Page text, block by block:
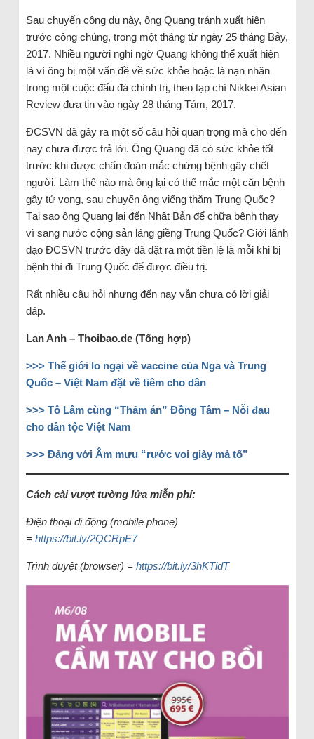
Sau chuyến công du này, ông Quang tránh xuất hiện
trước công chúng, trong một tháng từ ngày 25 tháng Bảy,
2017. Nhiều người nghi ngờ Quang không thể xuất hiện
là vì ông bị một vấn đề về sức khỏe hoặc là nạn nhân
trong một cuộc đấu đá chính trị, theo tạp chí Nikkei Asian
Review đưa tin vào ngày 28 tháng Tám, 2017.
ĐCSVN đã gây ra một số câu hỏi quan trọng mà cho đến
nay chưa được trả lời. Ông Quang đã có sức khỏe tốt
trước khi được chẩn đoán mắc chứng bệnh gây chết
người. Làm thế nào mà ông lại có thể mắc một căn bệnh
gây tử vong, sau chuyến ông viếng thăm Trung Quốc?
Tại sao ông Quang lại đến Nhật Bản để chữa bệnh thay
vì sang nước cộng sản láng giềng Trung Quốc? Giới lãnh
đạo ĐCSVN trước đây đã đặt ra một tiền lệ là mỗi khi bị
bệnh thì đi Trung Quốc để được điều trị.
Rất nhiều câu hỏi nhưng đến nay vẫn chưa có lời giải
đáp.
Lan Anh – Thoibao.de (Tổng hợp)
>>> Thế giới lo ngại về vaccine của Nga và Trung
Quốc – Việt Nam đặt về tiêm cho dân
>>> Tô Lâm cùng “Thảm án” Đồng Tâm – Nỗi đau
cho dân tộc Việt Nam
>>> Đảng với Âm mưu “rước voi giày mả tổ”
Cách cài vượt tường lửa miễn phí:
Điện thoại di động (mobile phone)
= https://bit.ly/2QCRpE7
Trình duyệt (browser) = https://bit.ly/3hKTidT